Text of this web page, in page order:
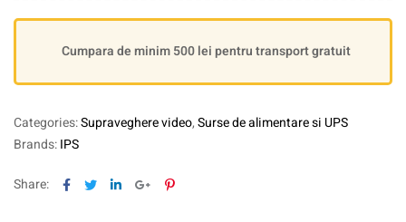
Cumpara de minim 500 lei pentru transport gratuit
Categories:Supraveghere video,Surse de alimentare si UPS
Brands:IPS
Share: Facebook
TwitterLinkedinGoogle+Pinterest